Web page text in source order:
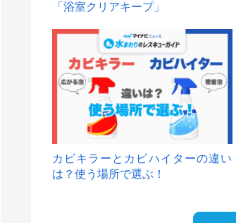
「浴室クリアキープ」
カビキラーとカビハイターの違い
は？使う場所で選ぶ！